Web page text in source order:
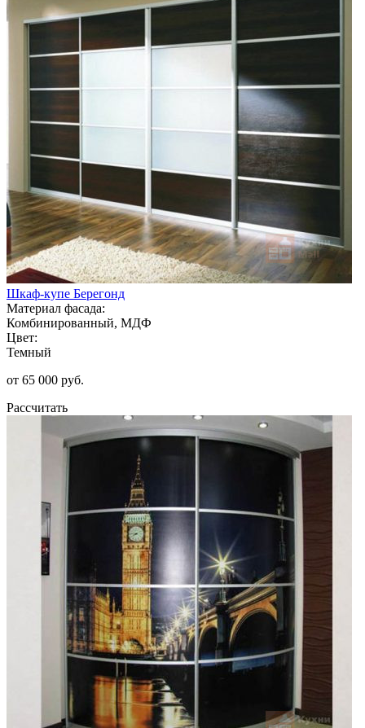
Шкаф-купе Берегонд
Материал фасада:
Комбинированный, МДФ
Цвет:
Темный
от 65 000 руб.
Рассчитать